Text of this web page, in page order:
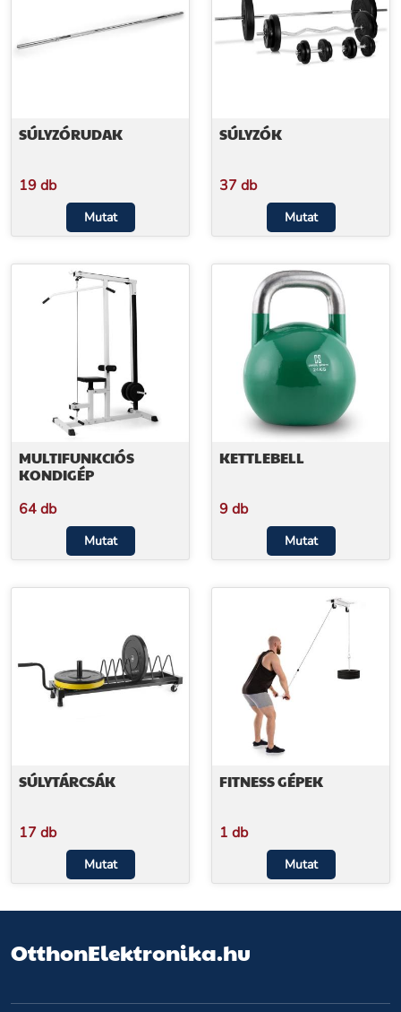
SÚLYZÓRUDAK
19 db
Mutat
SÚLYZÓK
37 db
Mutat
MULTIFUNKCIÓS
KONDIGÉP
64 db
Mutat
KETTLEBELL
9 db
Mutat
SÚLYTÁRCSÁK
17 db
Mutat
FITNESS GÉPEK
1 db
Mutat
OtthonElektronika.hu